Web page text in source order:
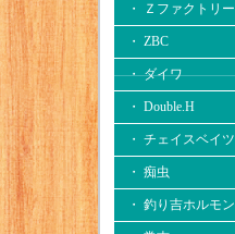
・ Ｚファクトリー
・ ZBC
・ ダイワ
・ Double.H
・ チェイスベイツ
・ 痴虫
・ 釣り吉ホルモン